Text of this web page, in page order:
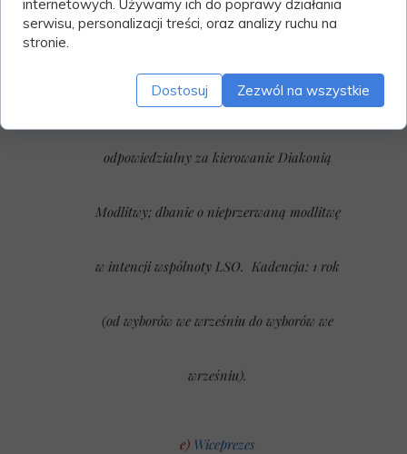
Prezes Diakoni Modlitwy jest
odpowiedzialny za kierowanie Diakonią
Modlitwy; dbanie o nieprzerwaną modlitwę
w intencji wspólnoty LSO. Kadencja: 1 rok
(od wyborów we wrześniu do wyborów we
wrześniu).
e) Wiceprezes
internetowych. Używamy ich do poprawy działania
serwisu, personalizacji treści, oraz analizy ruchu na
stronie.
Dostosuj Zezwól na wszystkie